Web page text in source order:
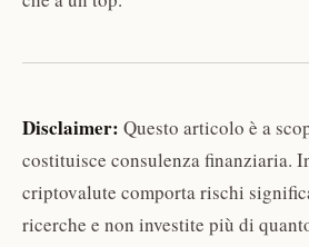
Disclaimer: Questo articolo è a
costituisce consulenza finanziaria.
criptovalute comporta rischi
ricerche e non investite più di